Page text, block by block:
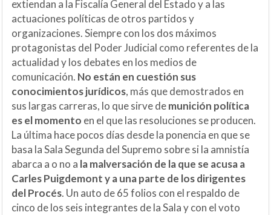
extiendan a la Fiscalía General del Estado y a las
actuaciones políticas de otros partidos y
organizaciones. Siempre con los dos máximos
protagonistas del Poder Judicial como referentes de la
actualidad y los debates en los medios de
comunicación. No están en cuestión sus
conocimientos jurídicos, más que demostrados en
sus largas carreras, lo que sirve demunición política
es el momento en el que las resoluciones se producen.
La última hace pocos días desde la ponencia en que se
basa la Sala Segunda del Supremo sobre si la amnistía
abarca a o no a la malversación de la que se acusa a
Carles Puigdemont y a una parte de los dirigentes
del Procés. Un auto de 65 folios con el respaldo de
cinco de los seis integrantes de la Sala y con el voto